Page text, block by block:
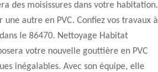
des moisissures dans votre habitation.
une autre en PVC. Confiez vos travaux à
le 86470. Nettoyage Habitat
votre nouvelle gouttière en PVC
inégalables. Avec son équipe, elle